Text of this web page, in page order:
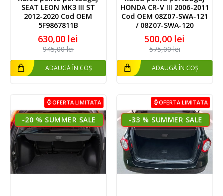
SEAT LEON MK3 III ST
2012-2020 Cod OEM
5F9867811B
630,00 lei
945,00 lei
ADAUGĂ ÎN COȘ
HONDA CR-V III 2006-2011
Cod OEM 08Z07-SWA-121
/ 08Z07-SWA-120
500,00 lei
575,00 lei
ADAUGĂ ÎN COȘ
OFERTA LIMITATA
-20 %
OFERTA LIMITATA
-33 %